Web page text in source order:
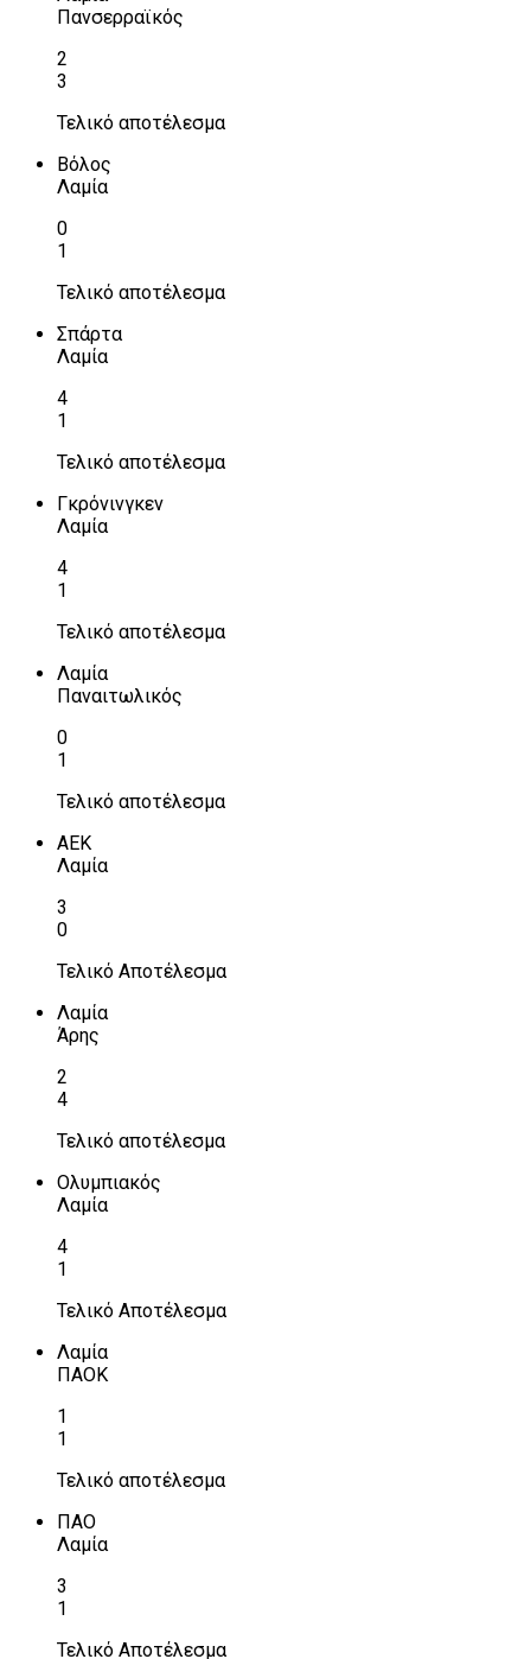
Πανσερραϊκός
2
3
Τελικό αποτέλεσμα
Βόλος
Λαμία
0
1
Τελικό αποτέλεσμα
Σπάρτα
Λαμία
4
1
Τελικό αποτέλεσμα
Γκρόνινγκεν
Λαμία
4
1
Τελικό αποτέλεσμα
Λαμία
Παναιτωλικός
0
1
Τελικό αποτέλεσμα
ΑΕΚ
Λαμία
3
0
Τελικό Αποτέλεσμα
Λαμία
Άρης
2
4
Τελικό αποτέλεσμα
Ολυμπιακός
Λαμία
4
1
Τελικό Αποτέλεσμα
Λαμία
ΠΑΟΚ
1
1
Τελικό αποτέλεσμα
ΠΑΟ
Λαμία
3
1
Τελικό Αποτέλεσμα